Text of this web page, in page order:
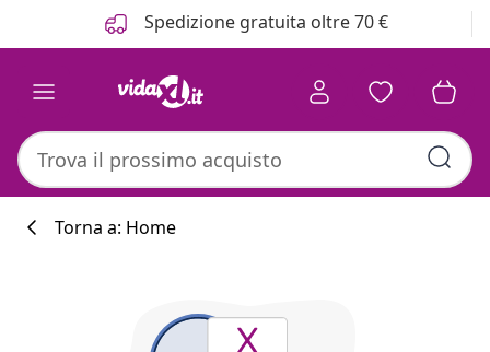
Spedizione gratuita oltre 70 €
Torna a: Home